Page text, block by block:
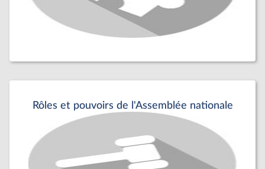
Rôles et pouvoirs de l'Assemblée nationale